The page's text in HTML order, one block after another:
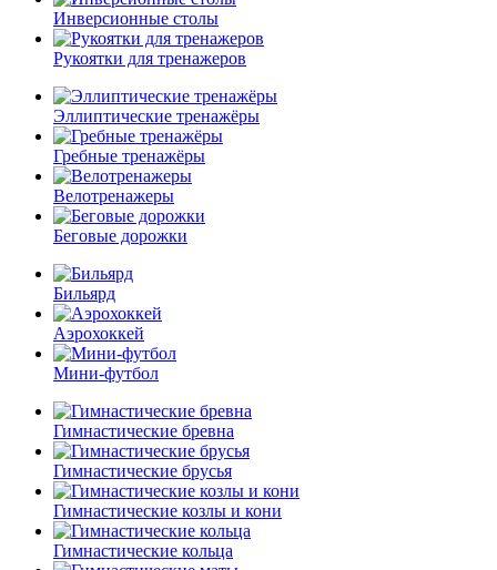
Инверсионные столы
Рукоятки для тренажеров
Эллиптические тренажёры
Гребные тренажёры
Велотренажеры
Беговые дорожки
Бильярд
Аэрохоккей
Мини-футбол
Гимнастические бревна
Гимнастические брусья
Гимнастические козлы и кони
Гимнастические кольца